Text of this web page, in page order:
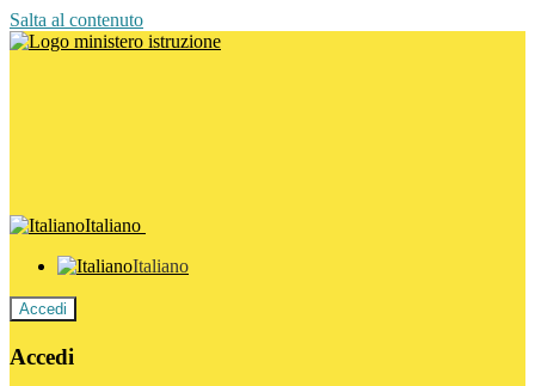
Salta al contenuto
Italiano
Italiano
Accedi
Accedi